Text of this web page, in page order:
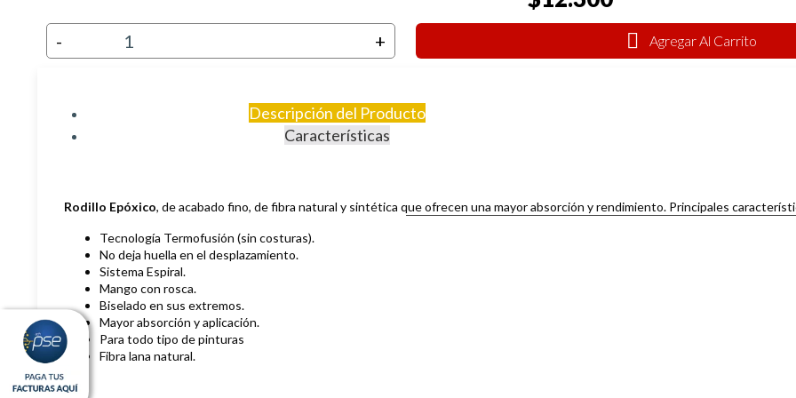
- + Agregar Al Carrito
Descripción del Producto
Características
Rodillo Epóxico, de acabado fino, de fibra natural y sintética que ofrecen una mayor absorción y rendimiento. Principales
Tecnología Termofusión (sin costuras).
No deja huella en el desplazamiento.
Sistema Espiral.
Mango con rosca.
Biselado en sus extremos.
Mayor absorción y aplicación.
Para todo tipo de pinturas
Fibra lana natural.